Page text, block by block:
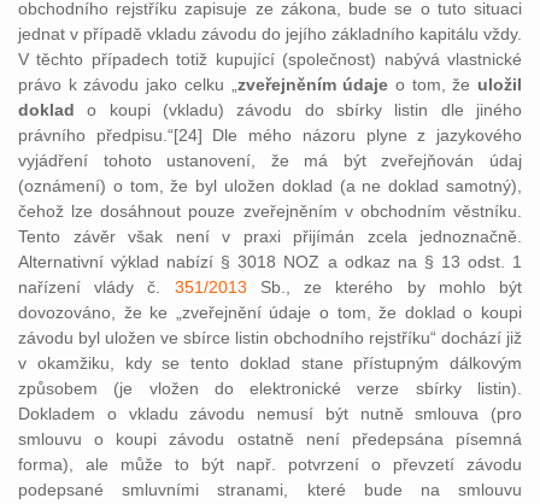
obchodního rejstříku zapisuje ze zákona, bude se o tuto situaci
jednat v případě vkladu závodu do jejího základního kapitálu vždy.
V těchto případech totiž kupující (společnost) nabývá vlastnické
právo k závodu jako celku „ zveřejněním údaje o tom, že uložil
doklad o koupi (vkladu) závodu do sbírky listin dle jiného
právního předpisu.“[24] Dle mého názoru plyne z jazykového
vyjádření tohoto ustanovení, že má být zveřejňován údaj
(oznámení) o tom, že byl uložen doklad (a ne doklad samotný),
čehož lze dosáhnout pouze zveřejněním v obchodním věstníku.
Tento závěr však není v praxi přijímán zcela jednoznačně.
Alternativní výklad nabízí § 3018 NOZ a odkaz na § 13 odst. 1
nařízení vlády č. 351/2013 Sb., ze kterého by mohlo být
dovozováno, že ke „zveřejnění údaje o tom, že doklad o koupi
závodu byl uložen ve sbírce listin obchodního rejstříku“ dochází již
v okamžiku, kdy se tento doklad stane přístupným dálkovým
způsobem (je vložen do elektronické verze sbírky listin).
Dokladem o vkladu závodu nemusí být nutně smlouva (pro
smlouvu o koupi závodu ostatně není předepsána písemná
forma), ale může to být např. potvrzení o převzetí závodu
podepsané smluvními stranami, které bude na smlouvu